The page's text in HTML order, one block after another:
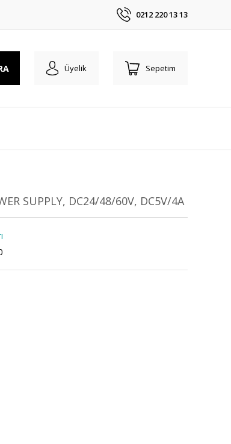
0212 220 13 13
Üyelik Sepetim
SUPPLY, DC24/48/60V, DC5V/4A